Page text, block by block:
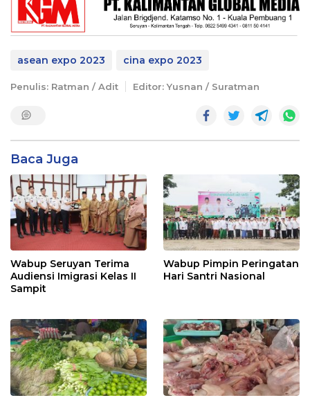
asean expo 2023 cina expo 2023
Penulis: Ratman / Adit Editor: Yusnan / Suratman
Baca Juga
Wabup Seruyan Terima
Audiensi Imigrasi Kelas II
Sampit
Wabup Pimpin Peringatan
Hari Santri Nasional